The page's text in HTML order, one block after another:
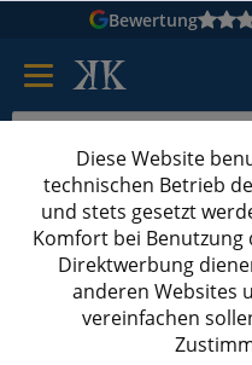
Bewertung
Kartons bedrucken
Versandkartons ab
220x160x120 mm
Diese Website
technischen Betrieb
und stets gesetzt
Komfort bei
Direktwerbung
anderen Websites
vereinfachen